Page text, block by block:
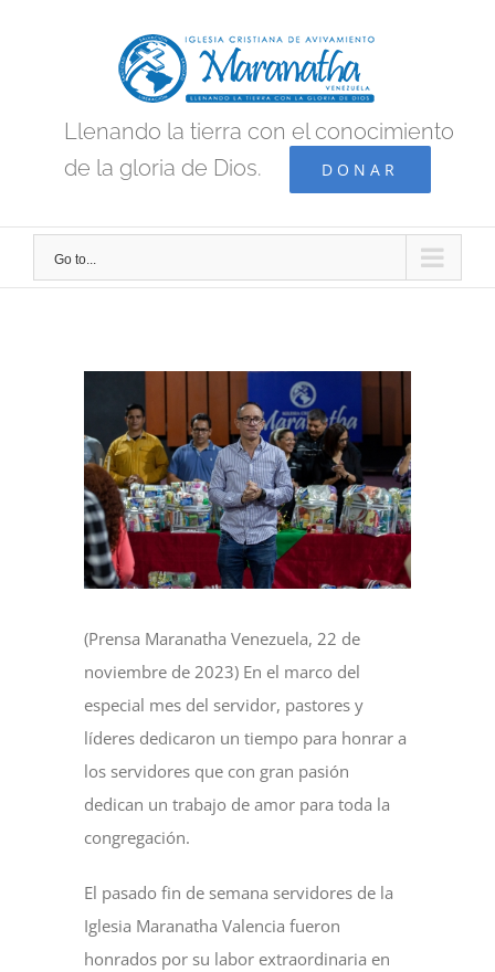
Llenando la tierra con el conocimiento
de la gloria de Dios.
DONAR
Go to...
Larger
Image
(Prensa Maranatha Venezuela, 22 de
noviembre de 2023) En el marco del
especial mes del servidor, pastores y
líderes dedicaron un tiempo para honrar a
los servidores que con gran pasión
dedican un trabajo de amor para toda la
congregación.
El pasado fin de semana servidores de la
Iglesia Maranatha Valencia fueron
honrados por su labor extraordinaria en